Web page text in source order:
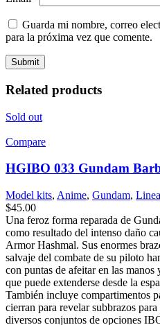
Guarda mi nombre, correo
para la próxima vez que comente.
Related products
Sold out
Compare
HGIBO 033 Gundam
Model kits, Anime, Gundam, Linea
$45.00
Una feroz forma reparada de
como resultado del intenso daño
Armor Hashmal. Sus enormes
salvaje del combate de su piloto
con puntas de afeitar en las
que puede extenderse desde la
También incluye compartimentos
cierran para revelar subbrazos
diversos conjuntos de opciones